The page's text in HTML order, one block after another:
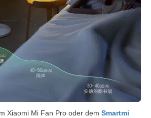
Xiaomi Mi Fan Pro oder dem Smartmi